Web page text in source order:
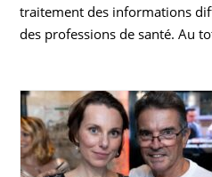
traitement des informations
des professions de santé. Au